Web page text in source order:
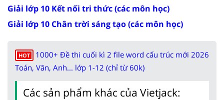
Giải lớp 10 Kết nối tri thức (các môn học)
Giải lớp 10 Chân trời sáng tạo (các môn học)
HOT
1000+ Đề thi cuối kì 2 file word cấu trúc mới 2026
Toán, Văn, Anh... lớp 1-12 (chỉ từ 60k)
Các sản phẩm khác của Vietjack: